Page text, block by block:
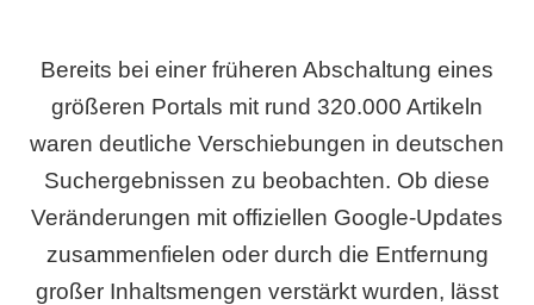
Bereits bei einer früheren Abschaltung eines
größeren Portals mit rund 320.000 Artikeln
waren deutliche Verschiebungen in deutschen
Suchergebnissen zu beobachten. Ob diese
Veränderungen mit offiziellen Google-Updates
zusammenfielen oder durch die Entfernung
großer Inhaltsmengen verstärkt wurden, lässt